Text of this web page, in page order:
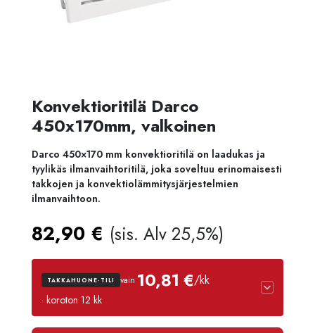
Konvektioritilä Darco
450x170mm, valkoinen
Darco 450×170 mm konvektioritilä on laadukas ja
tyylikäs ilmanvaihtoritilä, joka soveltuu erinomaisesti
takkojen ja konvektiolämmitysjärjestelmien
ilmanvaihtoon.
82,90 € (sis. Alv 25,5%)
TAKKAHUONE-TILI vain 10,81 €/kk
· koroton 12 kk